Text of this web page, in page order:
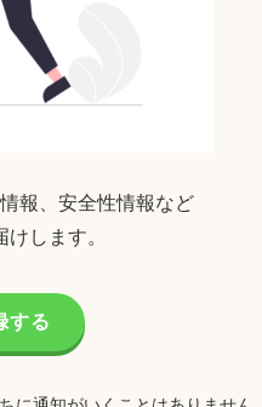
報、安全性情報など
します。
する